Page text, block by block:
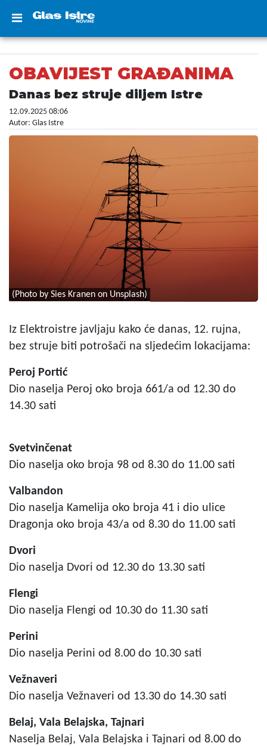
OBAVIJEST GRAĐANIMA
Danas bez struje diljem Istre
12.09.2025 08:06
Autor: Glas Istre
(Photo by Sies Kranen on Unsplash)
Iz Elektroistre javljaju kako će danas, 12. rujna,
bez struje biti potrošači na sljedećim lokacijama:
Peroj Portić
Dio naselja Peroj oko broja 661/a od 12.30 do
14.30 sati
Svetvinčenat
Dio naselja oko broja 98 od 8.30 do 11.00 sati
Valbandon
Dio naselja Kamelija oko broja 41 i dio ulice
Dragonja oko broja 43/a od 8.30 do 11.00 sati
Dvori
Dio naselja Dvori od 12.30 do 13.30 sati
Flengi
Dio naselja Flengi od 10.30 do 11.30 sati
Perini
Dio naselja Perini od 8.00 do 10.30 sati
Vežnaveri
Dio naselja Vežnaveri od 13.30 do 14.30 sati
Belaj, Vala Belajska, Tajnari
Naselja Belaj, Vala Belajska i Tajnari od 8.00 do